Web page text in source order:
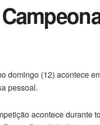
domingo (12) acontece
pessoal.
acontece durante